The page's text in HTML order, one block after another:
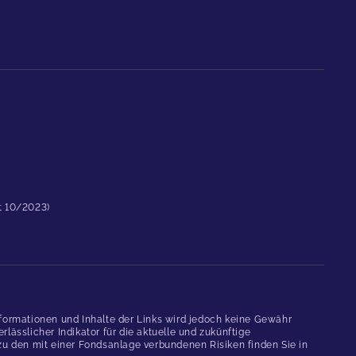
10/2023)
und Inhalte der Links wird jedoch keine Gewähr
Indikator für die aktuelle und zukünftige
den mit einer Fondsanlage verbundenen Risiken finden Sie in